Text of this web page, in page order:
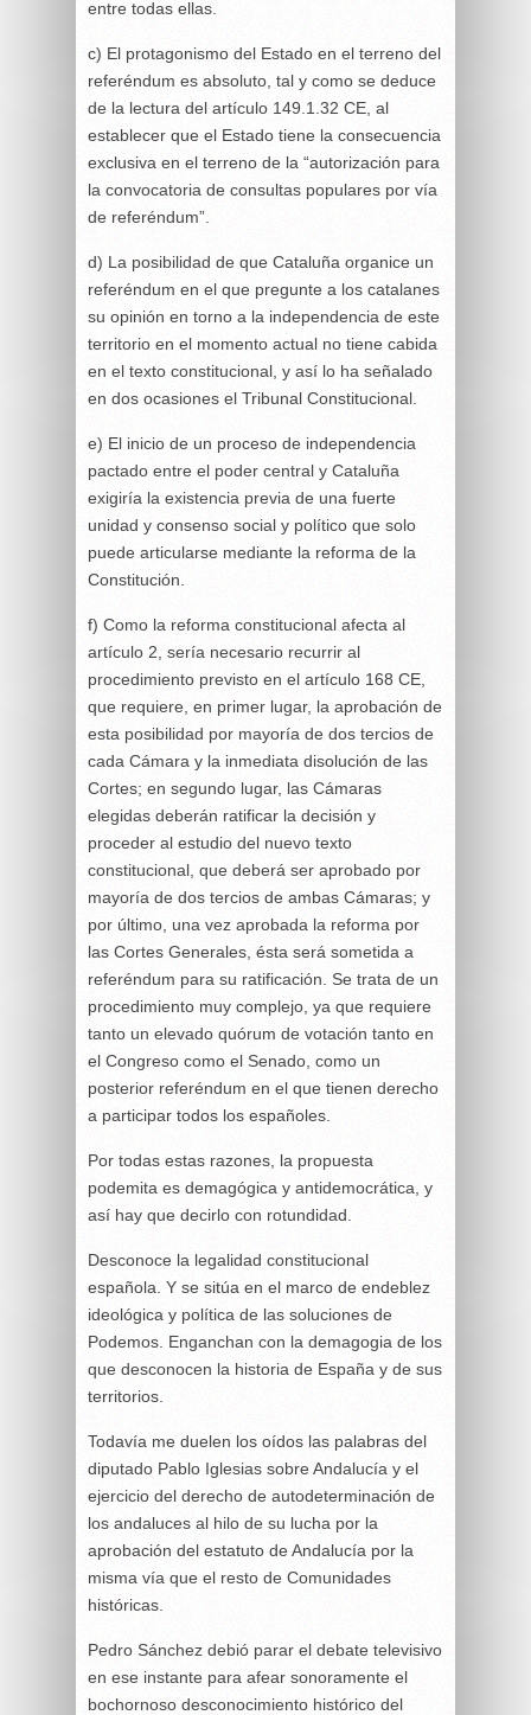
entre todas ellas.
c) El protagonismo del Estado en el terreno del
referéndum es absoluto, tal y como se deduce
de la lectura del artículo 149.1.32 CE, al
establecer que el Estado tiene la consecuencia
exclusiva en el terreno de la “autorización para
la convocatoria de consultas populares por vía
de referéndum”.
d) La posibilidad de que Cataluña organice un
referéndum en el que pregunte a los catalanes
su opinión en torno a la independencia de este
territorio en el momento actual no tiene cabida
en el texto constitucional, y así lo ha señalado
en dos ocasiones el Tribunal Constitucional.
e) El inicio de un proceso de independencia
pactado entre el poder central y Cataluña
exigiría la existencia previa de una fuerte
unidad y consenso social y político que solo
puede articularse mediante la reforma de la
Constitución.
f) Como la reforma constitucional afecta al
artículo 2, sería necesario recurrir al
procedimiento previsto en el artículo 168 CE,
que requiere, en primer lugar, la aprobación de
esta posibilidad por mayoría de dos tercios de
cada Cámara y la inmediata disolución de las
Cortes; en segundo lugar, las Cámaras
elegidas deberán ratificar la decisión y
proceder al estudio del nuevo texto
constitucional, que deberá ser aprobado por
mayoría de dos tercios de ambas Cámaras; y
por último, una vez aprobada la reforma por
las Cortes Generales, ésta será sometida a
referéndum para su ratificación. Se trata de un
procedimiento muy complejo, ya que requiere
tanto un elevado quórum de votación tanto en
el Congreso como el Senado, como un
posterior referéndum en el que tienen derecho
a participar todos los españoles.
Por todas estas razones, la propuesta
podemita es demagógica y antidemocrática, y
así hay que decirlo con rotundidad.
Desconoce la legalidad constitucional
española. Y se sitúa en el marco de endeblez
ideológica y política de las soluciones de
Podemos. Enganchan con la demagogia de los
que desconocen la historia de España y de sus
territorios.
Todavía me duelen los oídos las palabras del
diputado Pablo Iglesias sobre Andalucía y el
ejercicio del derecho de autodeterminación de
los andaluces al hilo de su lucha por la
aprobación del estatuto de Andalucía por la
misma vía que el resto de Comunidades
históricas.
Pedro Sánchez debió parar el debate televisivo
en ese instante para afear sonoramente el
bochornoso desconocimiento histórico del